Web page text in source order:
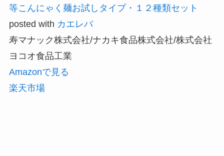
等こんにゃく麺お試しタイプ・１２種類セット
posted with カエレバ
寿マナック株式会社/ナカキ食品株式会社/株式会社
ヨコオ食品工業
Amazonで見る
楽天市場